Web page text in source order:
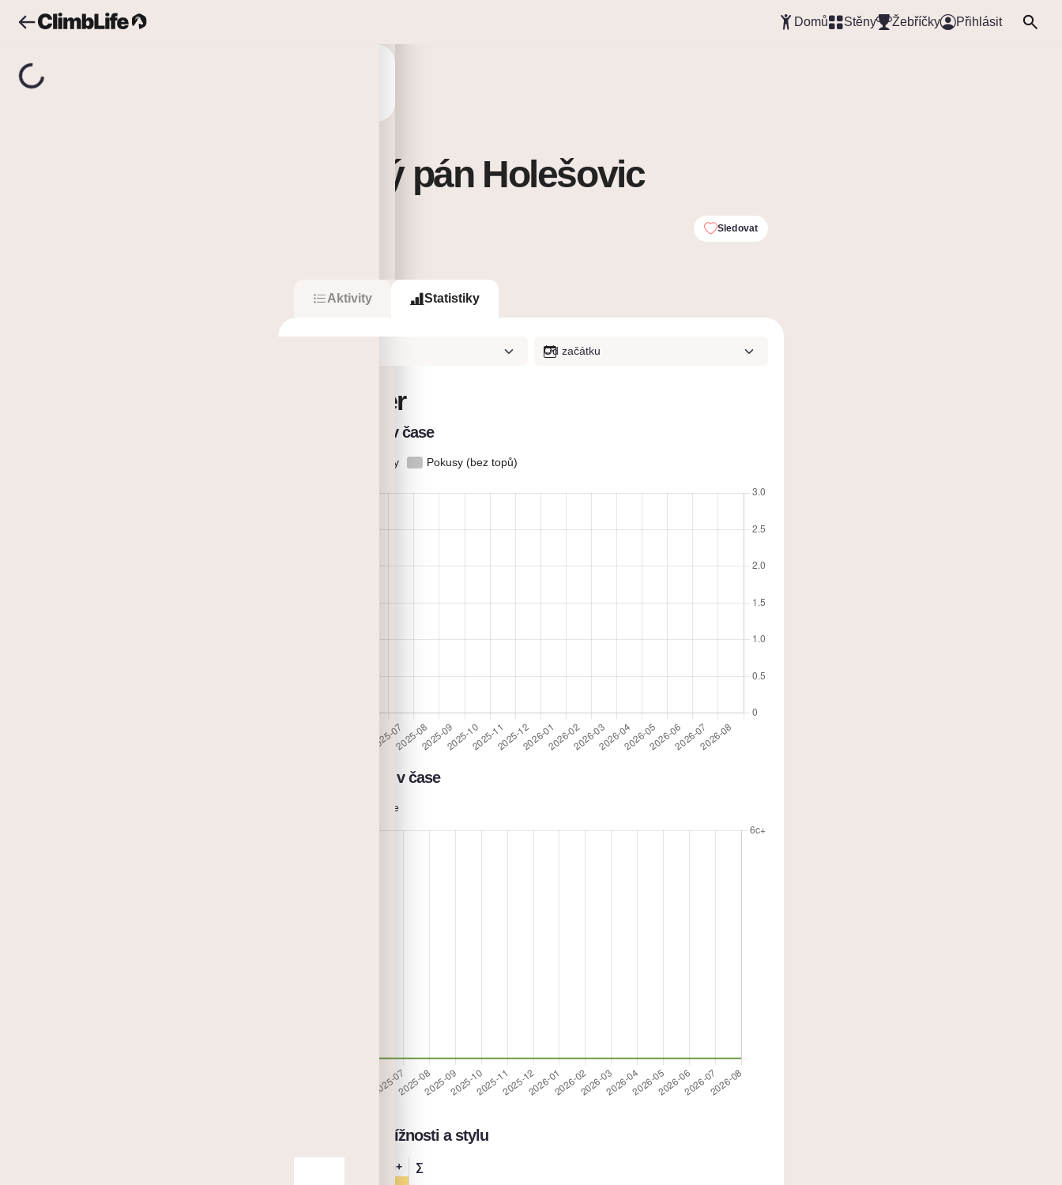
Domů Stěny Žebříčky Přihlásit
Vyhledávání
Temný pán Holešovic
Sledovat
Aktivity Statistiky
Boulder
Počet přelezů v čase
Topy Pokusy (bez topů)
Nejtěžší přelez v čase
Flashe
Přelezy dle obtížnosti a stylu
6c+
∑
Upozornění